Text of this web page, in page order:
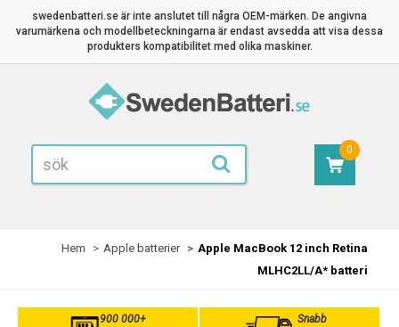
swedenbatteri.se är inte anslutet till några OEM-märken. De angivna
varumärkena och modellbeteckningarna är endast avsedda att visa dessa
produkters kompatibilitet med olika maskiner.
0
Hem Apple batterier
Apple MacBook 12 inch Retina
MLHC2LL/A* batteri
900 000+
Snabb